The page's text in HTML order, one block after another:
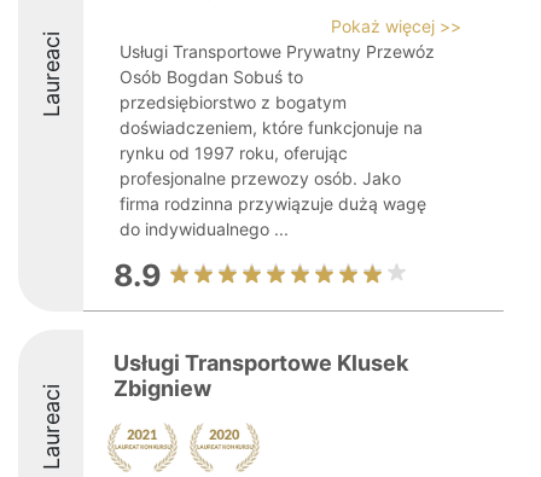
Laureaci
Pokaż więcej >>
Usługi Transportowe Prywatny Przewóz
Osób Bogdan Sobuś to
przedsiębiorstwo z bogatym
doświadczeniem, które funkcjonuje na
rynku od 1997 roku, oferując
profesjonalne przewozy osób. Jako
firma rodzinna przywiązuje dużą wagę
do indywidualnego ...
8.9
Laureaci
Usługi Transportowe Klusek
Zbigniew